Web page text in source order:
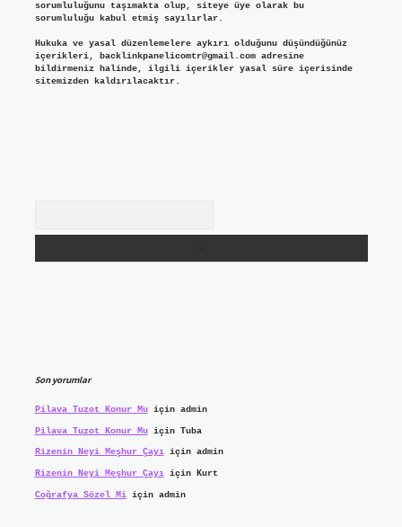
sorumluluğunu taşımakta olup, siteye üye olarak bu
sorumluluğu kabul etmiş sayılırlar.
Hukuka ve yasal düzenlemelere aykırı olduğunu düşündüğünüz
içerikleri, backlinkpanelicomtr@gmail.comadresine
bildirmeniz halinde, ilgili içerikler yasal süre içerisinde
sitemizden kaldırılacaktır.
Son yorumlar
Pilava Tuzot Konur Muiçin admin
Pilava Tuzot Konur Muiçin Tuba
Rizenin Neyi Meşhur Çayıiçin admin
Rizenin Neyi Meşhur Çayıiçin Kurt
Coğrafya Sözel Miiçin admin